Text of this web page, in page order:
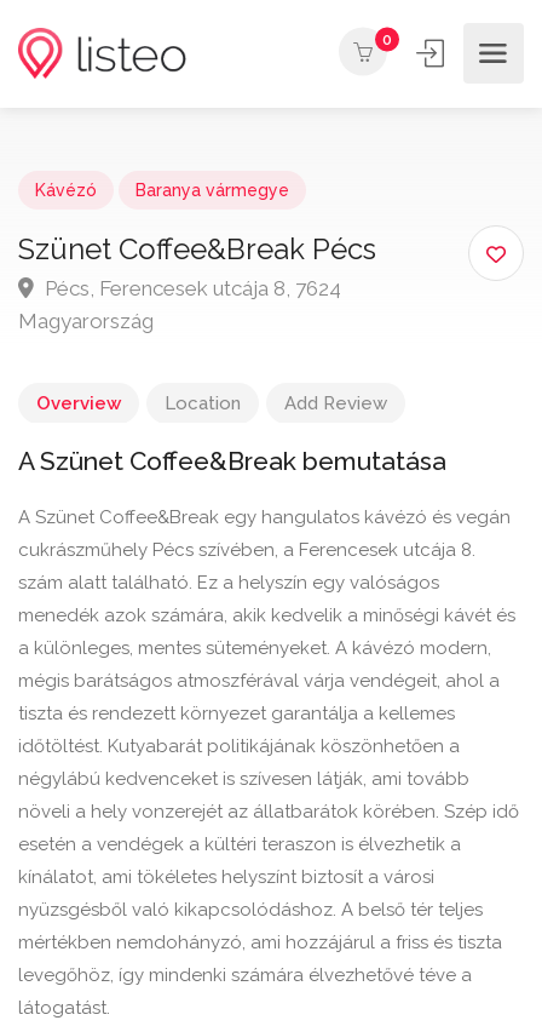
0
Kávézó Baranya vármegye
Szünet Coffee&Break Pécs
Pécs, Ferencesek utcája 8, 7624
Magyarország
Overview Location Add Review
A Szünet Coffee&Break bemutatása
A Szünet Coffee&Break egy hangulatos kávézó és vegán
cukrászműhely Pécs szívében, a Ferencesek utcája 8.
szám alatt található. Ez a helyszín egy valóságos
menedék azok számára, akik kedvelik a minőségi kávét és
a különleges, mentes süteményeket. A kávézó modern,
mégis barátságos atmoszférával várja vendégeit, ahol a
tiszta és rendezett környezet garantálja a kellemes
időtöltést. Kutyabarát politikájának köszönhetően a
négylábú kedvenceket is szívesen látják, ami tovább
növeli a hely vonzerejét az állatbarátok körében. Szép idő
esetén a vendégek a kültéri teraszon is élvezhetik a
kínálatot, ami tökéletes helyszínt biztosít a városi
nyüzsgésből való kikapcsolódáshoz. A belső tér teljes
mértékben nemdohányzó, ami hozzájárul a friss és tiszta
levegőhöz, így mindenki számára élvezhetővé téve a
látogatást.